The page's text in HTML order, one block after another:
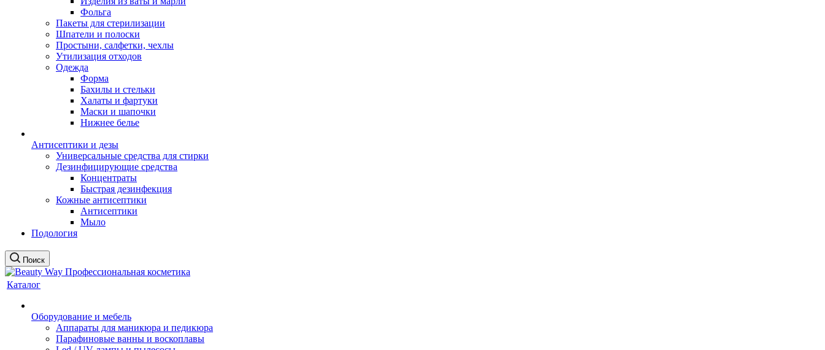
Фольга
Пакеты для стерилизации
Шпатели и полоски
Простыни, салфетки, чехлы
Утилизация отходов
Одежда
Форма
Бахилы и стельки
Халаты и фартуки
Маски и шапочки
Нижнее белье
Антисептики и дезы
Универсальные средства для стирки
Дезинфицирующие средства
Концентраты
Быстрая дезинфекция
Кожные антисептики
Антисептики
Мыло
Подология
Поиск
Каталог
Оборудование и мебель
Аппараты для маникюра и педикюра
Парафиновые ванны и воскоплавы